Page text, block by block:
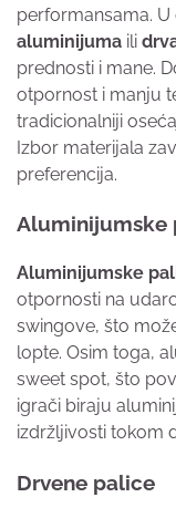
performansama.
aluminijuma ili
prednosti i mane.
otpornost i manju
tradicionalniji
Izbor materijala
preferencija.
Aluminijumske
Aluminijumske
otpornosti na
swingove, što
lopte. Osim toga,
sweet spot, što
igrači biraju
izdržljivosti tokom
Drvene palice